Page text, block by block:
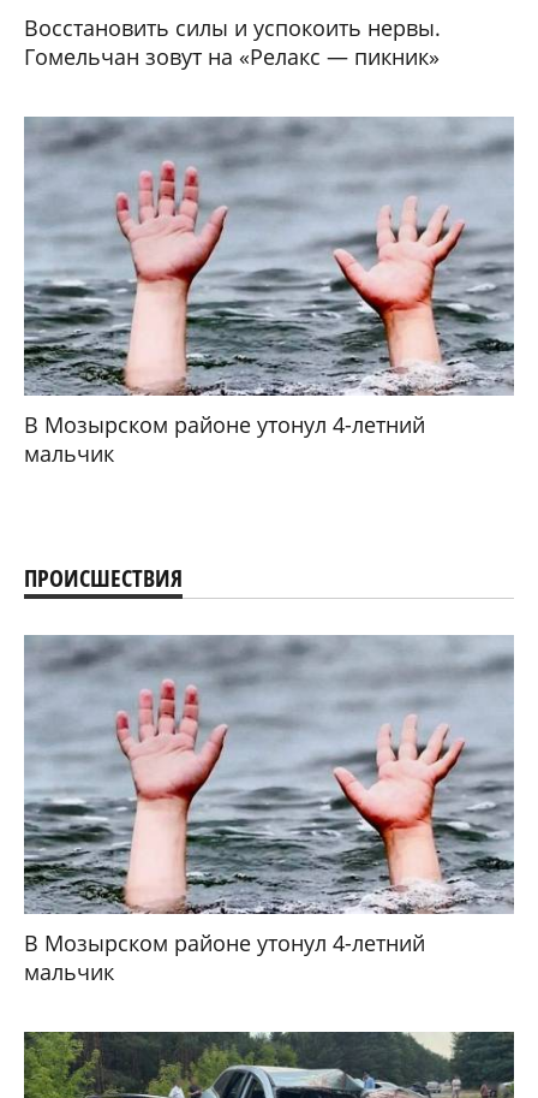
Восстановить силы и успокоить нервы.
Гомельчан зовут на «Релакс — пикник»
В Мозырском районе утонул 4-летний
мальчик
ПРОИСШЕСТВИЯ
В Мозырском районе утонул 4-летний
мальчик